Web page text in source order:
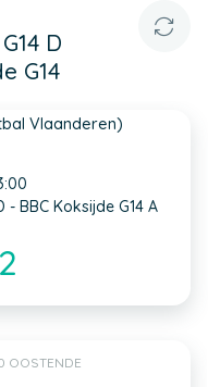
D
G14
Vlaanderen)
- BBC Koksijde G14 A
OOSTENDE